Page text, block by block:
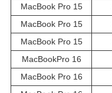
MacBook Pro 15
MacBook Pro 15
MacBook Pro 15
MacBookPro 16
MacBook Pro 16